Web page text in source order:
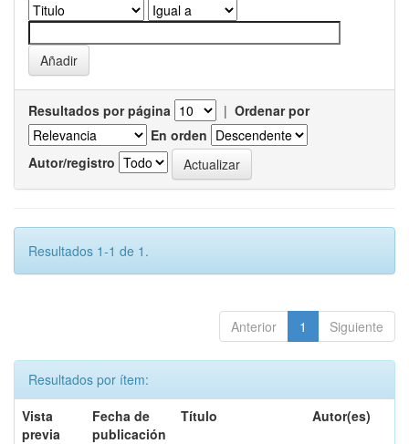
Resultados por página | Ordenar por
En orden
Autor/registro
Resultados 1-1 de 1.
Anterior 1 Siguiente
Resultados por ítem:
Vista
previa
Fecha de
publicación
Título Autor(es)